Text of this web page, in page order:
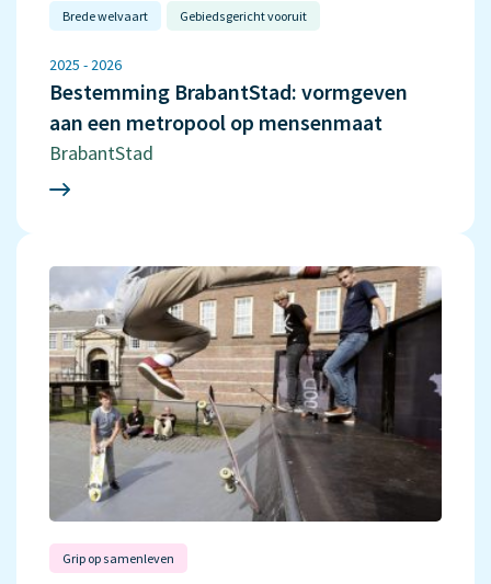
Brede welvaart Gebiedsgericht vooruit
2025 - 2026
Bestemming BrabantStad: vormgeven
aan een metropool op mensenmaat
BrabantStad
Grip op samenleven